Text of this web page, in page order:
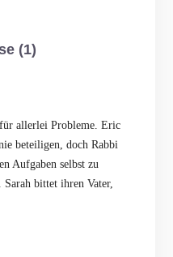
(1)
allerlei Probleme. Eric
beteiligen, doch Rabbi
Aufgaben selbst zu
Sarah bittet ihren Vater,